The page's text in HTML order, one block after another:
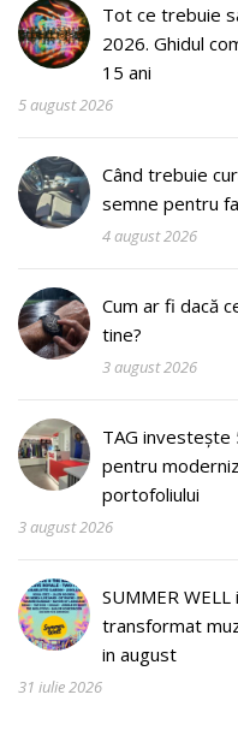
Tot ce trebuie
2026. Ghidul
15 ani
5 august 2026
Când trebuie
semne pentru
4 august 2026
Cum ar fi dacă
tine?
3 august 2026
TAG investește
pentru
portofoliului
3 august 2026
SUMMER
transformat
in august
31 iulie 2026